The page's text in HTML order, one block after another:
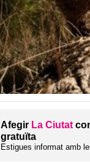
Afegir La Ciutat
gratuïta
Estigues informat amb